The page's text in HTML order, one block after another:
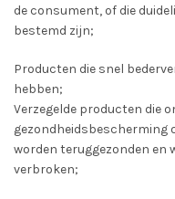
de consument, of die
bestemd zijn;
Producten die snel
hebben;
Verzegelde producten die
gezondheidsbescherming
worden teruggezonden en
verbroken;